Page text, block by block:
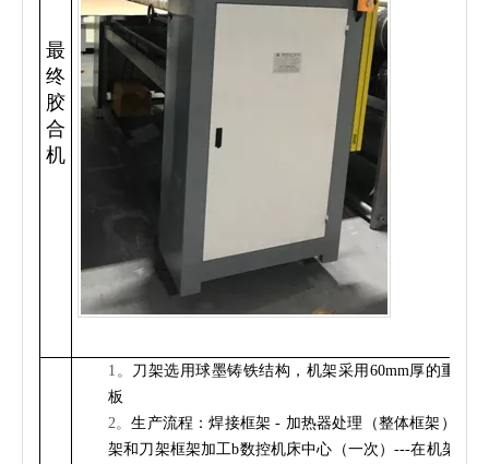
最
终
胶
合
机
1。 刀架选用球墨铸铁结构，机架采用60mm厚的重型钢
板
2。生产流程：焊接框架 - 加热器处理（整体框架）---机
架和刀架框架加工b数控机床中心（一次）---在机架上组